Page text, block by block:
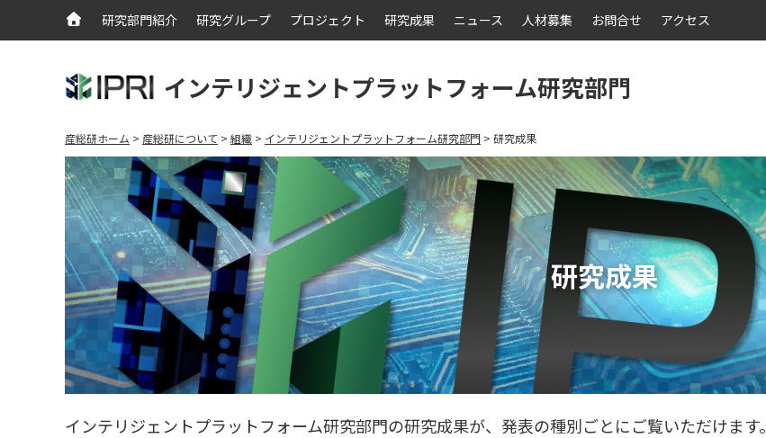
インテリジェントプラットフォーム研究部門
研究部門紹介 研究グループ プロジェクト 研究成果 ニュース 人材募集 お問合せ アクセス
産総研ホーム 産総研について 組織 インテリジェントプラットフォーム研究部門 研究成果
研究成果
インテリジェントプラットフォーム研究部門の研究成果が、発表の種別ごとにご覧いただけます。